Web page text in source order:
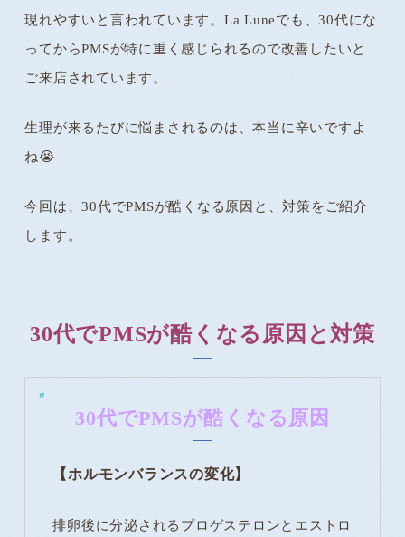
現れやすいと言われています。La Luneでも、30代にな
ってからPMSが特に重く感じられるので改善したいと
ご来店されています。
生理が来るたびに悩まされるのは、本当に辛いですよ
ね😭
今回は、30代でPMSが酷くなる原因と、対策をご紹介
します。
30代でPMSが酷くなる原因と対策
30代でPMSが酷くなる原因
【ホルモンバランスの変化】
排卵後に分泌されるプロゲステロンとエストロ